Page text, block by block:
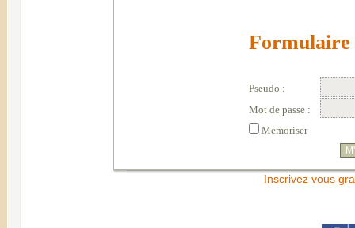
Pseudo :
Mot de passe :
Memoriser
Inscrivez vous